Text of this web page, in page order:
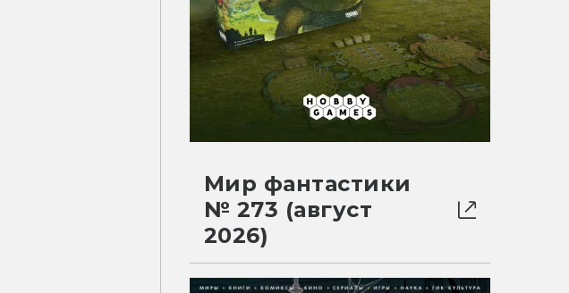
Мир фантастики
№ 273 (август
2026)